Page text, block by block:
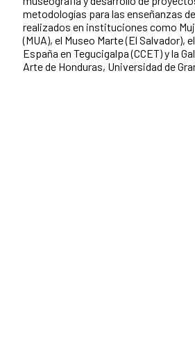
metodologías para las enseñanzas
realizados en instituciones como
(MUA), el Museo Marte (El Salvador),
España en Tegucigalpa (CCET) y la
Arte de Honduras, Universidad de